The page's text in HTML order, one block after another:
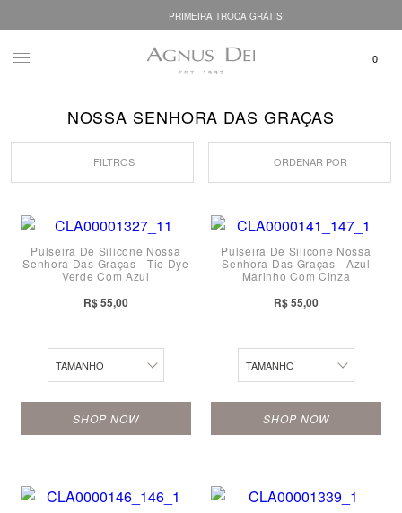
PRIMEIRA TROCA GRÁTIS!
NOSSA SENHORA DAS GRAÇAS
FILTROS ORDENAR POR
Pulseira De Silicone Nossa
Senhora Das Graças - Tie Dye
Verde Com Azul
R$ 55,00
TAMANHO
SHOP NOW
Pulseira De Silicone Nossa
Senhora Das Graças - Azul
Marinho Com Cinza
R$ 55,00
TAMANHO
M
P
SHOP NOW
PP